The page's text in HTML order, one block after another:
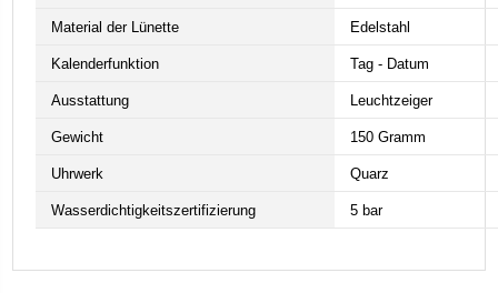
Material der Lünette Edelstahl
Kalenderfunktion Tag - Datum
Ausstattung Leuchtzeiger
Gewicht 150 Gramm
Uhrwerk Quarz
Wasserdichtigkeitszertifizierung 5 bar